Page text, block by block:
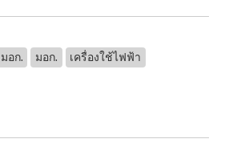
อก. มอก. เครื่องใช้ไฟฟ้า